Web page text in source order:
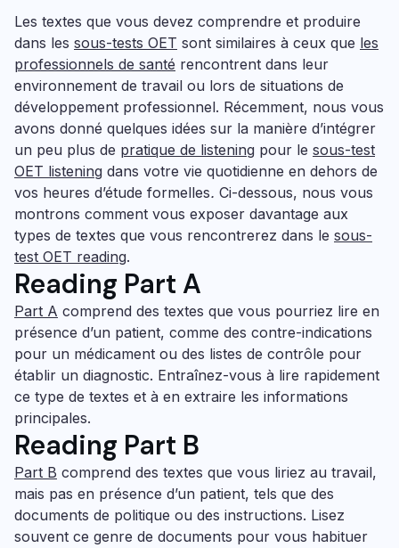
Les textes que vous devez comprendre et produire
dans les sous-tests OET sont similaires à ceux que les
professionnels de santé rencontrent dans leur
environnement de travail ou lors de situations de
développement professionnel. Récemment, nous vous
avons donné quelques idées sur la manière d’intégrer
un peu plus de pratique de listening pour le sous-test
OET listening dans votre vie quotidienne en dehors de
vos heures d’étude formelles. Ci-dessous, nous vous
montrons comment vous exposer davantage aux
types de textes que vous rencontrerez dans le sous-
test OET reading.
Reading Part A
Part A comprend des textes que vous pourriez lire en
présence d’un patient, comme des contre-indications
pour un médicament ou des listes de contrôle pour
établir un diagnostic. Entraînez-vous à lire rapidement
ce type de textes et à en extraire les informations
principales.
Reading Part B
Part B comprend des textes que vous liriez au travail,
mais pas en présence d’un patient, tels que des
documents de politique ou des instructions. Lisez
souvent ce genre de documents pour vous habituer